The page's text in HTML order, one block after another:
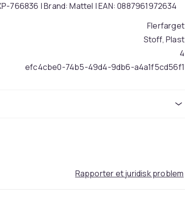
766836 | Brand: Mattel | EAN: 0887961972634
Flerfarget
Stoff, Plast
4
efc4cbe0-74b5-49d4-9db6-a4a1f5cd56f1
Rapporter et juridisk problem